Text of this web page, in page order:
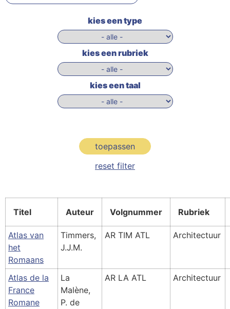
kies een type
kies een rubriek
kies een taal
toepassen
reset filter
Titel Auteur Volgnummer Rubriek
Atlas van
het
Romaans
Timmers,
J.J.M.
AR TIM ATL Architectuur
Atlas de la
France
Romane
La
Malène,
P. de
AR LA ATL Architectuur